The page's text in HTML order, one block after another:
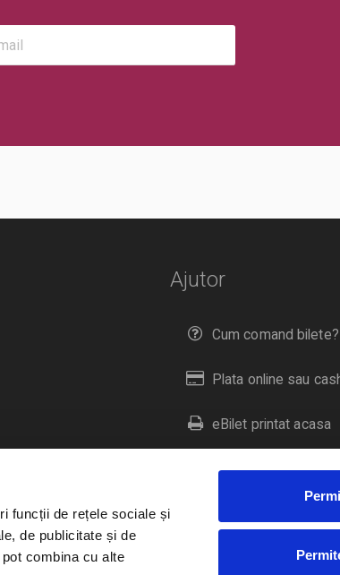
funcții de rețele sociale și
de publicitate și de
combina cu alte
Ajutor
Cum comand bilete?
Plata online sau
eBilet printat acasa
Livrare prin curier
Duplicare bilete